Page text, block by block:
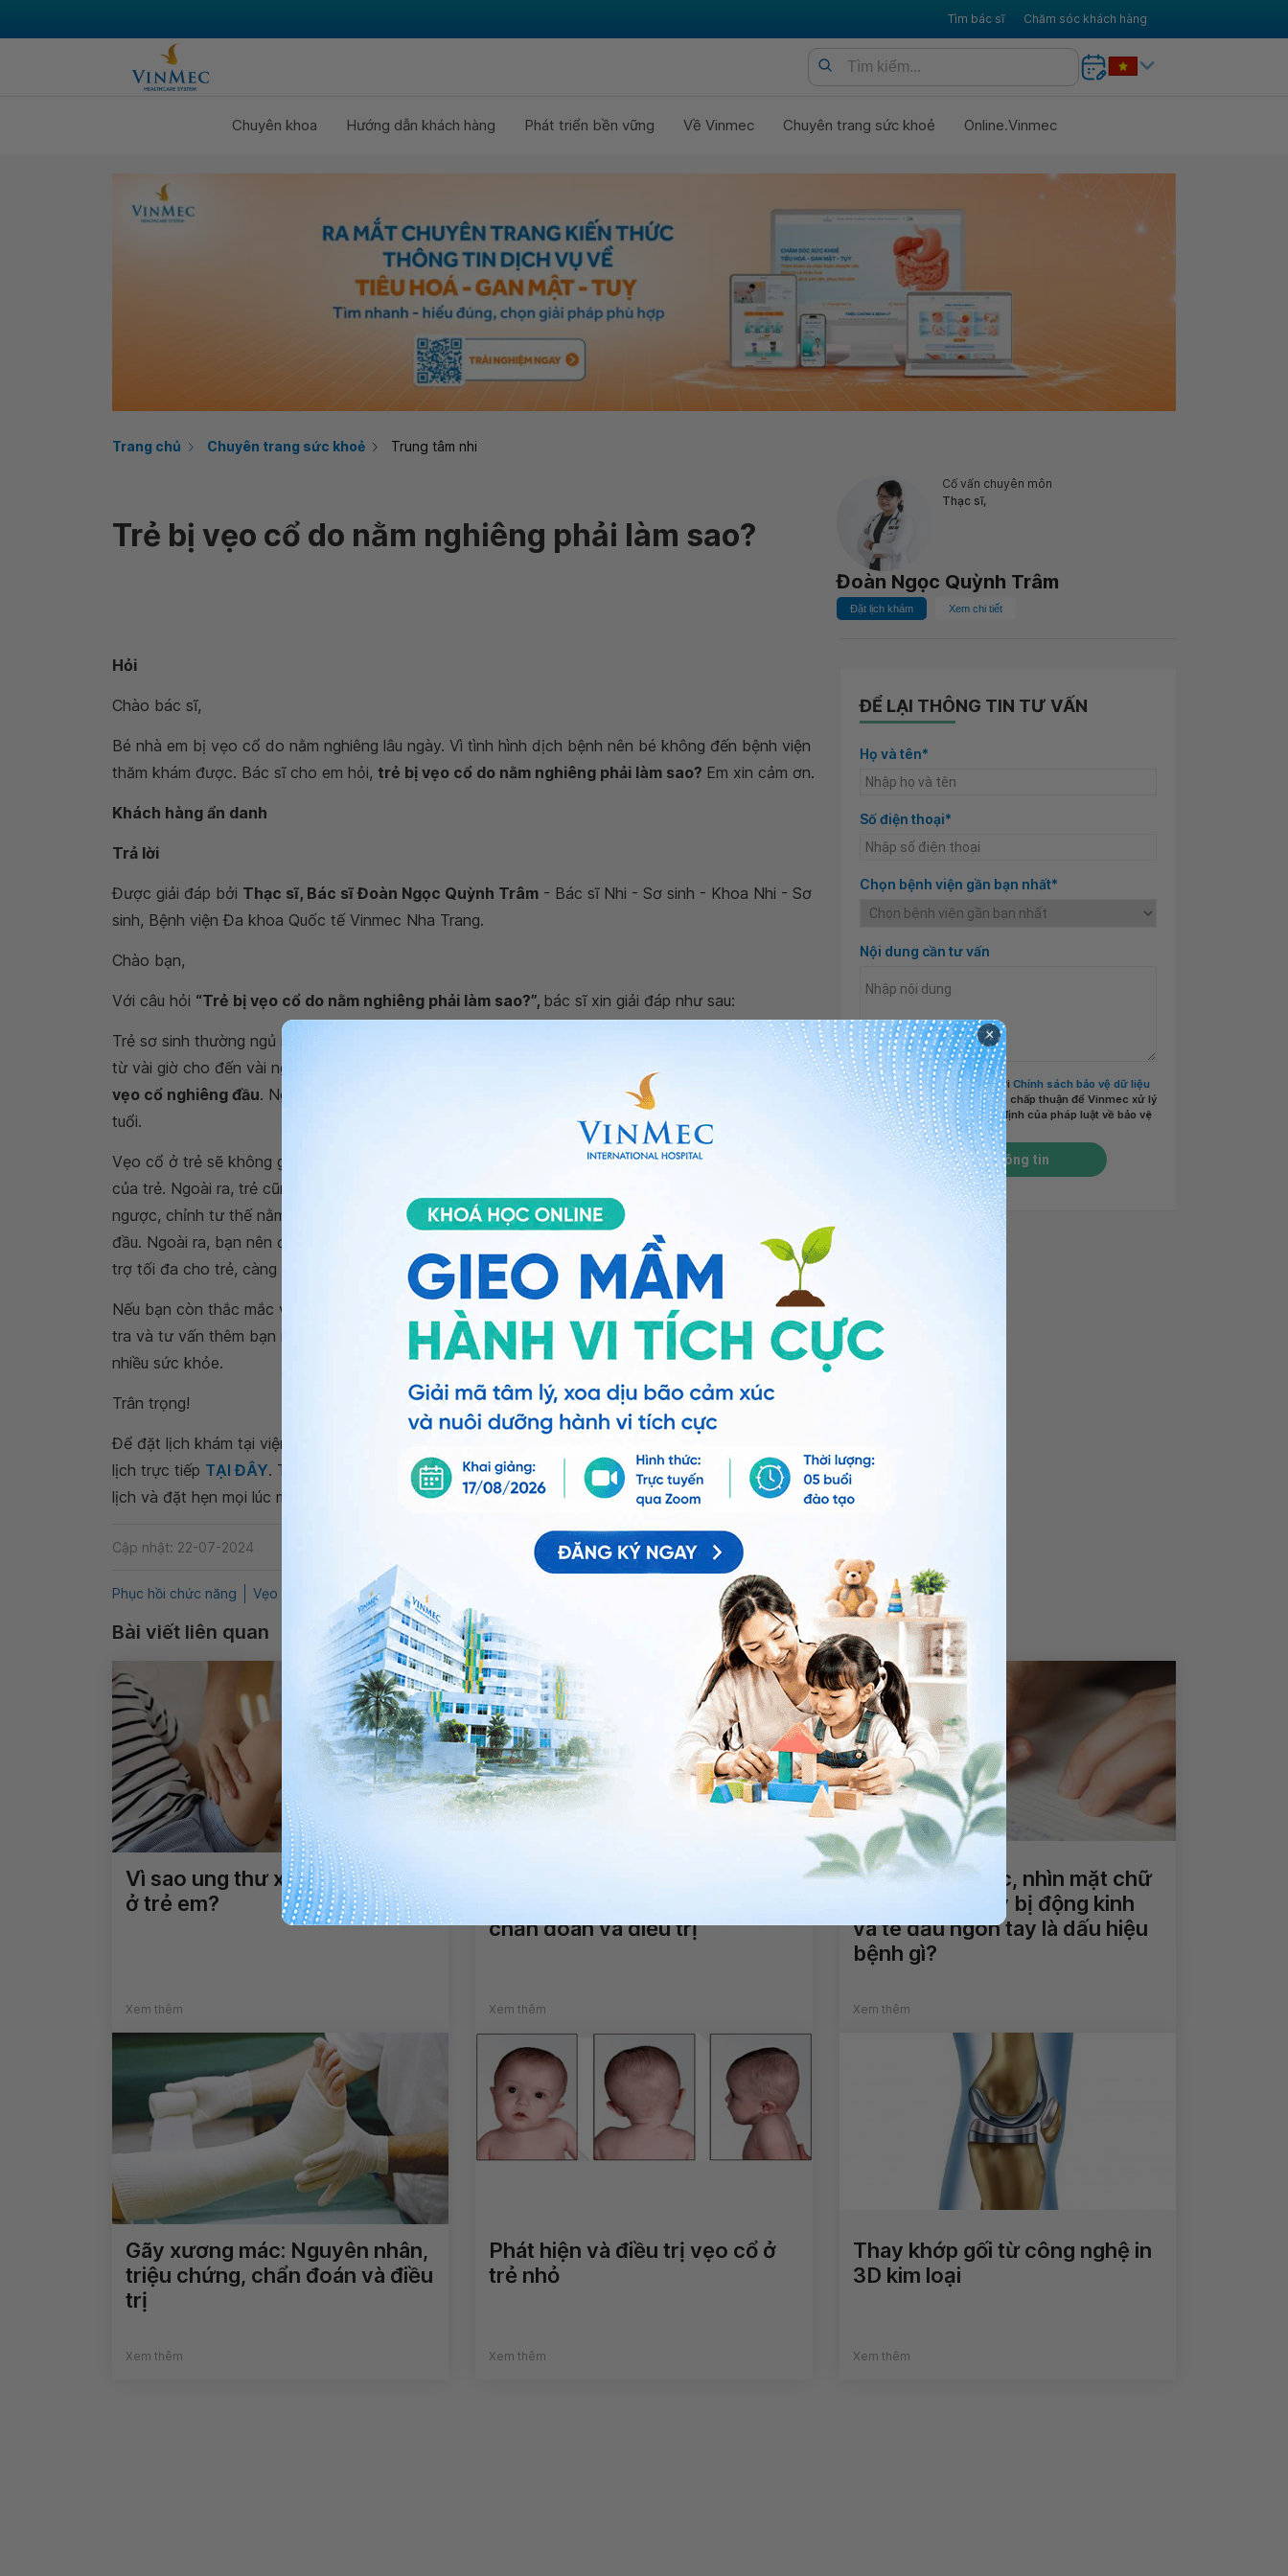
Tìm bác sĩ Chăm sóc khách hàng
Chuyên khoa Hướng dẫn khách hàng Phát triển bền vững Về Vinmec Chuyên trang sức khoẻ Online.Vinmec
Trang chủ Chuyên trang sức khoẻ Trung tâm nhi
Trẻ bị vẹo cổ do nằm nghiêng phải làm sao?
Cố vấn chuyên môn
Thạc sĩ,
Đoàn Ngọc Quỳnh Trâm
Đặt lịch khám Xem chi tiết
Hỏi
Chào bác sĩ,
Bé nhà em bị vẹo cổ do nằm nghiêng lâu ngày. Vì tình hình dịch bệnh nên bé không đến bệnh viện
thăm khám được. Bác sĩ cho em hỏi, trẻ bị vẹo cổ do nằm nghiêng phải làm sao? Em xin cảm ơn.
Khách hàng ẩn danh
Trả lời
Được giải đáp bởi Thạc sĩ, Bác sĩ Đoàn Ngọc Quỳnh Trâm - Bác sĩ Nhi - Sơ sinh - Khoa Nhi - Sơ
sinh, Bệnh viện Đa khoa Quốc tế Vinmec Nha Trang.
Chào bạn,
Với câu hỏi “Trẻ bị vẹo cổ do nằm nghiêng phải làm sao?”, bác sĩ xin giải đáp như sau:
Trẻ sơ sinh thường ngủ nghiêng đầu trong thời gian dài, trẻ có thể nghiêng đầu về một bên liên tục
từ vài giờ cho đến vài ngày. Nếu điều này diễn ra khi trẻ buồn ngủ, mất phương hướng sẽ dẫn đến
vẹo cổ nghiêng đầu. Nguyên nhân này chủ yếu gặp ở trẻ dưới 1 tuổi và biến mất khi trẻ được 5
tuổi.
Vẹo cổ ở trẻ sẽ không gây đau đớn nhưng nó ảnh hưởng đến thẩm mỹ và làm thay đổi gương mặt
của trẻ. Ngoài ra, trẻ cũng sẽ gặp khó khăn trong việc xoay đầu. Trước tiên, bạn nên cho trẻ bú
ngược, chỉnh tư thế nằm, tập chơi với trẻ xoay ngược với bên bị nghiêng để kích thích trẻ tự xoay
đầu. Ngoài ra, bạn nên đưa bé đi khám tại khoa Phục hồi chức năng để bé được các y bác sĩ hỗ
trợ tối đa cho trẻ, càng sớm càng tốt.
Nếu bạn còn thắc mắc về , bạn có thể đến bệnh viện thuộc Hệ thống Y tế Vinmec
để kiểm
tra và tư vấn thêm bạn nhé. Cảm ơn bạn đã tin tưởng và gửi câu hỏi đến Vinmec. Chúc bạn có thật
nhiều sức khỏe.
Trân trọng!
Để đặt lịch khám tại viện, Quý khách vui lòng bấm số HOTLINE
lịch trực tiếp TẠI ĐÂY. Tải và đặt lịch khám tự động trên ứng dụng My Vinmec để quản lý, theo dõi
lịch và đặt hẹn mọi lúc mọi nơi ngay trên ứng dụng.
Cập nhật: 22-07-2024 Chia sẻ
Phục hồi chức năng Vẹo cổ bộc phát QnA Vẹo cổ nghiêng đầu
ĐỂ LẠI THÔNG TIN TƯ VẤN
Họ và tên*
Số điện thoại*
Chọn bệnh viện gần bạn nhất*
Nội dung cần tư vấn
Tôi đã đọc và đồng ý với Chính sách bảo vệ dữ liệu
cá nhân của Vinmecvà chấp thuận để Vinmec xử lý
DLCN của tôi theo quy định của pháp luật về bảo vệ
DLCN. *
Gửi thông tin
Bài viết liên quan
Vì sao ung thư xương hay gặp
ở trẻ em?
Xem thêm
chẩn đoán và điều trị
Xem thêm
Không nói được, nhìn mặt chữ
không hiểu, hay bị động kinh
và tê đầu ngón tay là dấu hiệu
bệnh gì?
Xem thêm
Gãy xương mác: Nguyên nhân,
triệu chứng, chẩn đoán và điều
trị
Xem thêm
Phát hiện và điều trị vẹo cổ ở
trẻ nhỏ
Xem thêm
Thay khớp gối từ công nghệ in
3D kim loại
Xem thêm
×